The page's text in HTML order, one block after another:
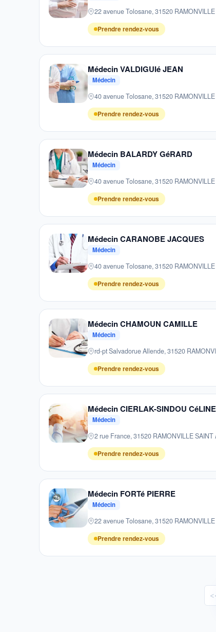
22 avenue Tolosane, 31520
Prendre rendez-vous
Médecin VALDIGUIé JEAN
Médecin
40 avenue Tolosane, 31520
Prendre rendez-vous
Médecin BALARDY GéRARD
Médecin
40 avenue Tolosane, 31520
Prendre rendez-vous
Médecin CARANOBE JACQUES
Médecin
40 avenue Tolosane, 31520
Prendre rendez-vous
Médecin CHAMOUN CAMILLE
Médecin
rd-pt Salvadorue Allende, 31520
Prendre rendez-vous
Médecin CIERLAK-SINDOU CéLINE
Médecin
2 rue France, 31520 RAMONVILLE SAINT
Prendre rendez-vous
Médecin FORTé PIERRE
Médecin
22 avenue Tolosane, 31520
Prendre rendez-vous